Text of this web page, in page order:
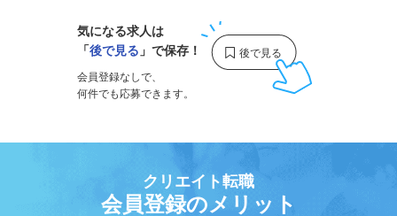
気になる求人は
「後で見る 」で保存！
会員登録なしで、
何件でも応募できます。
クリエイト転職
会員登録のメリット